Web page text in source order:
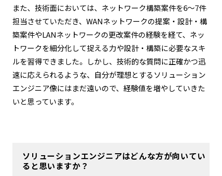
また、技術面においては、ネットワーク構築案件を6〜7件
担当させていただき、WANネットワークの提案・設計・構
築案件やLANネットワークの更改案件の経験を経て、ネッ
トワークを細分化して捉える力や設計・構築に必要なスキ
ルを習得できました。しかし、技術的な質問に正確かつ迅
速に応えられるような、自分が理想とするソリューション
エンジニア像にはまだ遠いので、経験値を増やしていきた
いと思っています。
ソリューションエンジニアはどんな方が向いてい
ると思いますか？